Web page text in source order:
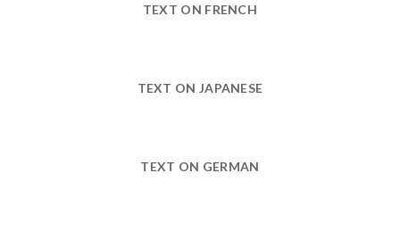
TEXT ON FRENCH
TEXT ON JAPANESE
TEXT ON GERMAN